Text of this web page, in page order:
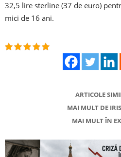
32,5 lire sterline (37 de euro)
mici de 16 ani.
ARTICOLE
MAI MULT DE
MAI MULT ÎN